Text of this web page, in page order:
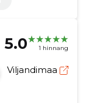
5.0 1 hinnang
Viljandimaa